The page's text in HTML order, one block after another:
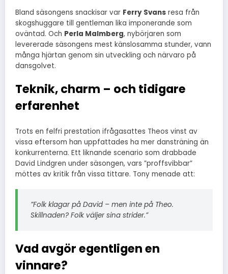
Bland säsongens snackisar var Ferry Svans resa från
skogshuggare till gentleman lika imponerande som
oväntad. Och Perla Malmberg, nybörjaren som
levererade säsongens mest känslosamma stunder, vann
många hjärtan genom sin utveckling och närvaro på
dansgolvet.
Teknik, charm – och tidigare
erfarenhet
Trots en felfri prestation ifrågasattes Theos vinst av
vissa eftersom han uppfattades ha mer dansträning än
konkurrenterna. Ett liknande scenario som drabbade
David Lindgren under säsongen, vars ”proffsvibbar”
möttes av kritik från vissa tittare. Tony menade att:
”Folk klagar på David – men inte på Theo.
Skillnaden? Folk väljer sina strider.”
Vad avgör egentligen en
vinnare?